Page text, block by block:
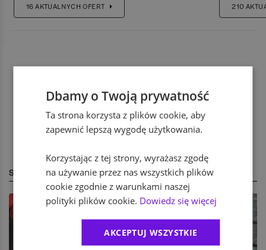
16AKTUALNYCH OFERT 210
STREFA EKSPERTA
Dbamy o Twoją prywatność
Ta strona korzysta z plików cookie, aby
zapewnić lepszą wygodę użytkowania.
Korzystając z tej strony, wyrażasz zgodę
na używanie przez nas wszystkich plików
cookie zgodnie z warunkami naszej
polityki plików cookie. Dowiedz się więcej
AKCEPTUJ WSZYSTKIE